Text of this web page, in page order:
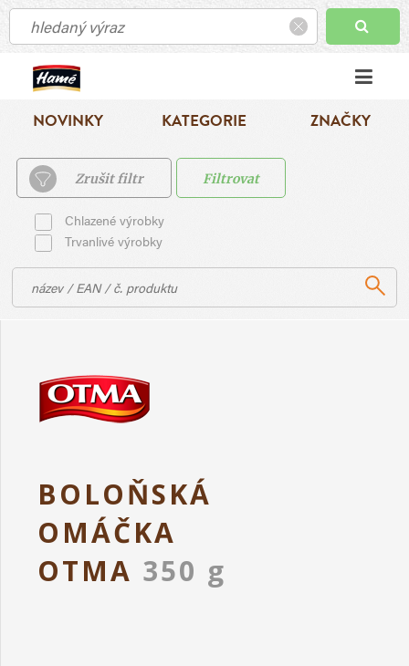
NOVINKY KATEGORIE ZNAČKY
Zrušit filtr Filtrovat
Chlazené výrobky
Trvanlivé výrobky
BOLOŇSKÁ
OMÁČKA
OTMA 350 g